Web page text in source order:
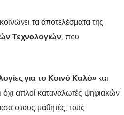
τα αποτελέσματα της
Τεχνολογιών , που
για το Κοινό Καλό» και
όχι απλοί καταναλωτές ψηφιακών
στους μαθητές, τους